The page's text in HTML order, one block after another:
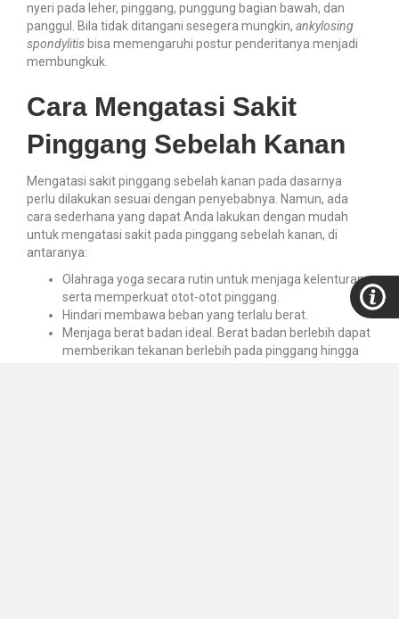
nyeri pada leher, pinggang, punggung bagian bawah, dan
panggul. Bila tidak ditangani sesegera mungkin, ankylosing
spondylitis bisa memengaruhi postur penderitanya menjadi
membungkuk.
Cara Mengatasi Sakit
Pinggang Sebelah Kanan
Mengatasi sakit pinggang sebelah kanan pada dasarnya
perlu dilakukan sesuai dengan penyebabnya. Namun, ada
cara sederhana yang dapat Anda lakukan dengan mudah
untuk mengatasi sakit pada pinggang sebelah kanan, di
antaranya:
Olahraga yoga secara rutin untuk menjaga kelenturan
serta memperkuat otot-otot pinggang.
Hindari membawa beban yang terlalu berat.
Menjaga berat badan ideal. Berat badan berlebih dapat
memberikan tekanan berlebih pada pinggang hingga